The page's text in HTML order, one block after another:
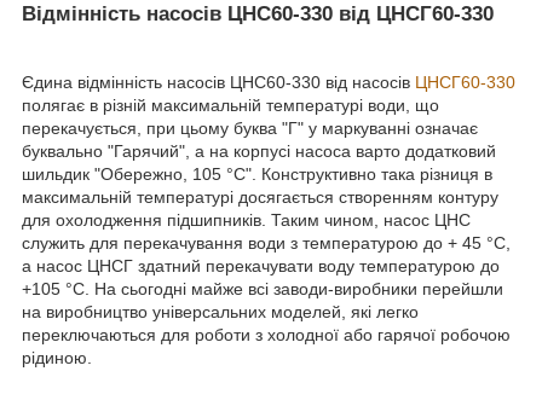
Відмінність насосів ЦНС60-330 від ЦНСГ60-330
Єдина відмінність насосів ЦНС60-330 від насосів ЦНСГ60-330
полягає в різній максимальній температурі води, що
перекачується, при цьому буква "Г" у маркуванні означає
буквально "Гарячий", а на корпусі насоса варто додатковий
шильдик "Обережно, 105 °C". Конструктивно така різниця в
максимальній температурі досягається створенням контуру
для охолодження підшипників. Таким чином, насос ЦНС
служить для перекачування води з температурою до + 45 °C,
а насос ЦНСГ здатний перекачувати воду температурою до
+105 °C. На сьогодні майже всі заводи-виробники перейшли
на виробництво універсальних моделей, які легко
переключаються для роботи з холодної або гарячої робочою
рідиною.